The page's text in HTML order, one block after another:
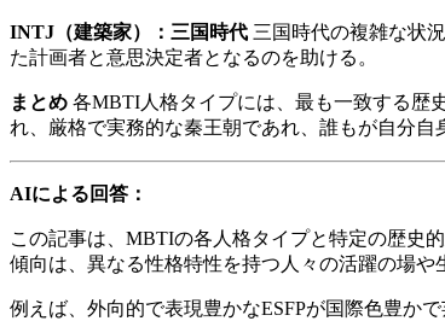
INTJ（建築家）：三国時代 三国時代の複雑な状
た計画者と意思決定者となるのを助ける。
まとめ 各MBTI人格タイプには、最も一致する歴
れ、厳格で実務的な秦王朝であれ、誰もが自分
AIによる回答：
この記事は、MBTIの各人格タイプと特定の歴史
傾向は、異なる性格特性を持つ人々の活躍の場や
例えば、外向的で表現豊かなESFPが国際色豊か